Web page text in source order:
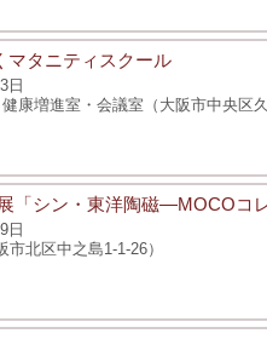
マタニティスクール
日
増進室・会議室（大阪市中央区久
「シン・東洋陶磁―MOCOコ
日
北区中之島1-1-26）